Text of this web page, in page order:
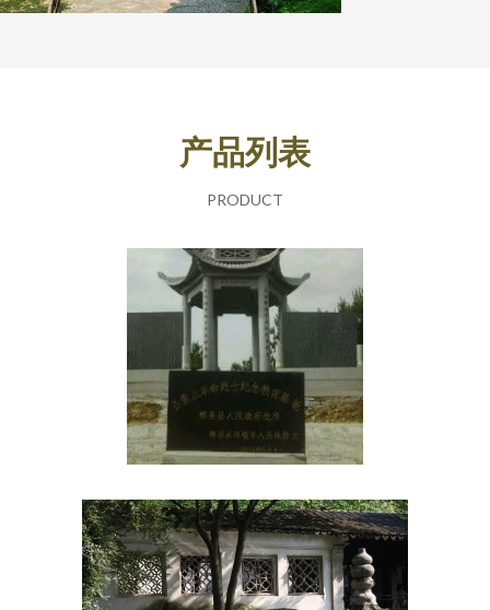
产品列表
PRODUCT